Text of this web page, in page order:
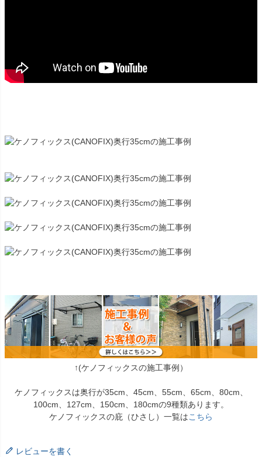
↑(ケノフィックスの施工事例）
ケノフィックスは奥行が35cm、45cm、55cm、65cm、80cm、
100cm、127cm、150cm、180cmの9種類あります。
ケノフィックスの庇（ひさし）一覧はこちら
レビューを書く